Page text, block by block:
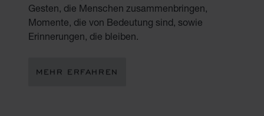
Gesten, die Menschen zusammenbringen,
Momente, die von Bedeutung sind, sowie
Erinnerungen, die bleiben.
MEHR ERFAHREN